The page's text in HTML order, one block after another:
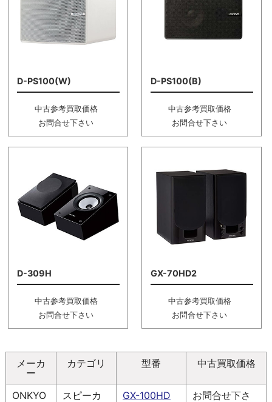
D-PS100(W)
中古参考買取価格
お問合せ下さい
D-PS100(B)
中古参考買取価格
お問合せ下さい
D-309H
中古参考買取価格
お問合せ下さい
GX-70HD2
中古参考買取価格
お問合せ下さい
メーカ
ー
カテゴリ 型番 中古買取価格
ONKYO
スピーカ
GX-100HD
お問合せ下さ